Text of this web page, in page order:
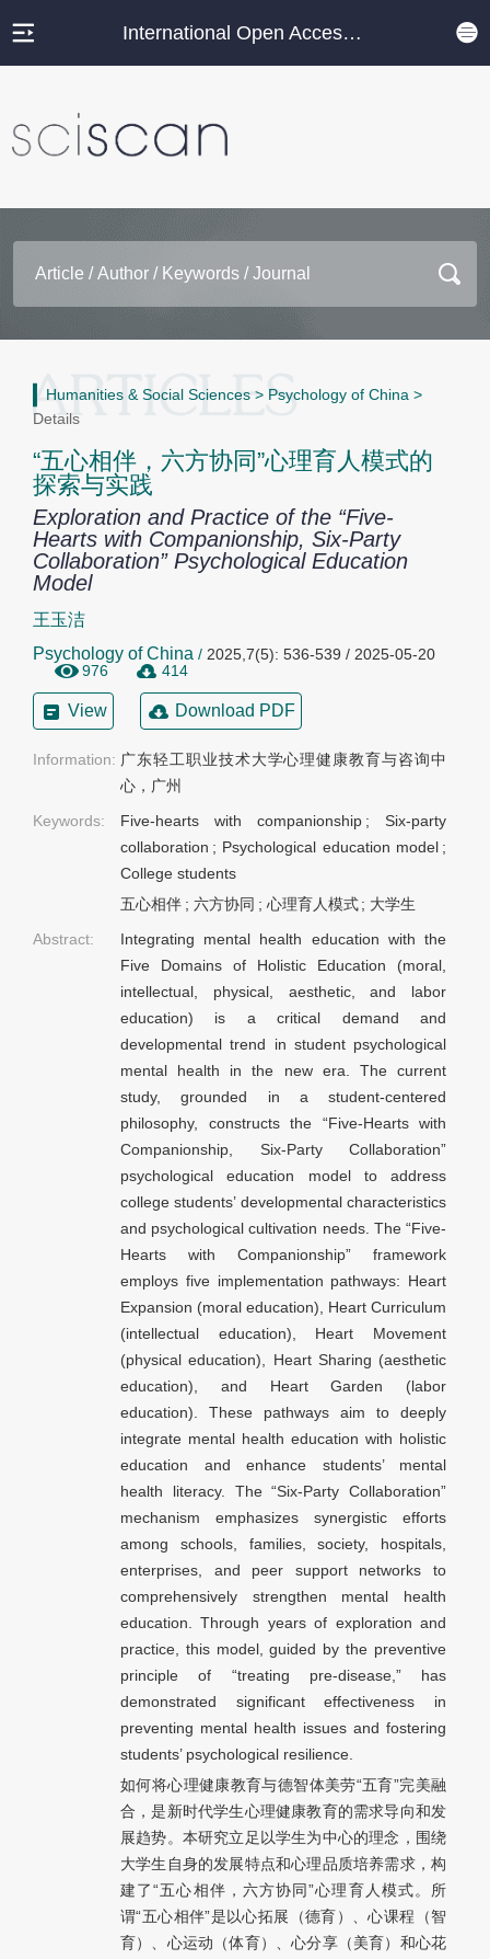
International Open Access Journal Platform
Humanities & Social Sciences > Psychology of China >
Details
“五心相伴，六方协同”心理育人模式的
探索与实践
Exploration and Practice of the “Five-
Hearts with Companionship, Six-Party
Collaboration” Psychological Education
Model
王玉洁
Psychology of China / 2025,7(5): 536-539 / 2025-05-20
976
414
View Download PDF
Information: 广东轻工职业技术大学心理健康教育与咨询中
心，广州
Keywords:
Five-hearts with companionship ; Six-party
collaboration ; Psychological education model ;
College students
五心相伴 ; 六方协同 ; 心理育人模式 ; 大学生
Abstract:
Integrating mental health education with the
Five Domains of Holistic Education (moral,
intellectual, physical, aesthetic, and labor
education) is a critical demand and
developmental trend in student psychological
mental health in the new era. The current
study, grounded in a student-centered
philosophy, constructs the “Five-Hearts with
Companionship, Six-Party Collaboration”
psychological education model to address
college students’ developmental characteristics
and psychological cultivation needs. The “Five-
Hearts with Companionship” framework
employs five implementation pathways: Heart
Expansion (moral education), Heart Curriculum
(intellectual education), Heart Movement
(physical education), Heart Sharing (aesthetic
education), and Heart Garden (labor
education). These pathways aim to deeply
integrate mental health education with holistic
education and enhance students’ mental
health literacy. The “Six-Party Collaboration”
mechanism emphasizes synergistic efforts
among schools, families, society, hospitals,
enterprises, and peer support networks to
comprehensively strengthen mental health
education. Through years of exploration and
practice, this model, guided by the preventive
principle of “treating pre-disease,” has
demonstrated significant effectiveness in
preventing mental health issues and fostering
students’ psychological resilience.
如何将心理健康教育与德智体美劳“五育”完美融
合，是新时代学生心理健康教育的需求导向和发
展趋势。本研究立足以学生为中心的理念，围绕
大学生自身的发展特点和心理品质培养需求，构
建了“五心相伴，六方协同”心理育人模式。所
谓“五心相伴”是以心拓展（德育）、心课程（智
育）、心运动（体育）、心分享（美育）和心花